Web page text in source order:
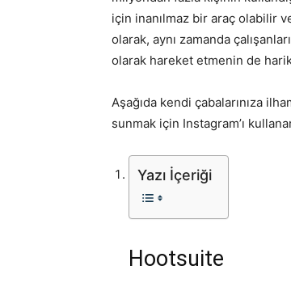
için inanılmaz bir araç olabilir
olarak, aynı zamanda
olarak hareket etmenin de
Aşağıda kendi çabalarınıza
sunmak için Instagram’ı
Yazı İçeriği
Hootsuite